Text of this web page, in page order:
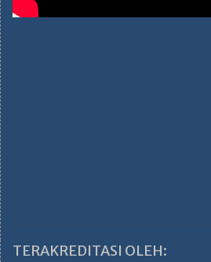
TERAKREDITASI OLEH: